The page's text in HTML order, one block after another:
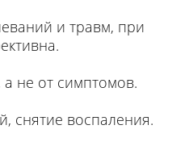
и травм, при
не от симптомов.
снятие воспаления.